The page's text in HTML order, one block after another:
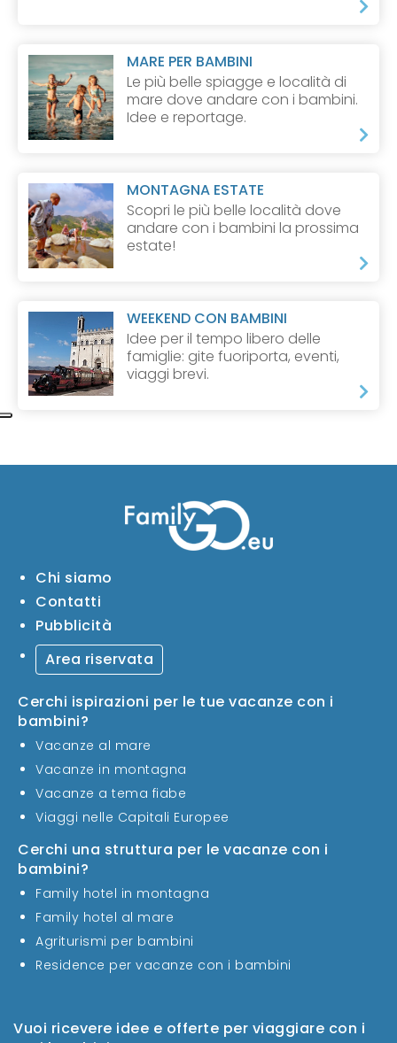
MARE PER BAMBINI
Le più belle spiagge e località di
mare dove andare con i bambini.
Idee e reportage.
MONTAGNA ESTATE
Scopri le più belle località dove
andare con i bambini la prossima
estate!
WEEKEND CON BAMBINI
Idee per il tempo libero delle
famiglie: gite fuoriporta, eventi,
viaggi brevi.
Vuoi ricevere idee e offerte per viaggiare con i
Chi siamo
Contatti
Pubblicità
Area riservata
Cerchi ispirazioni per le tue vacanze con i
bambini?
Vacanze al mare
Vacanze in montagna
Vacanze a tema fiabe
Viaggi nelle Capitali Europee
Cerchi una struttura per le vacanze con i
bambini?
Family hotel in montagna
Family hotel al mare
Agriturismi per bambini
Residence per vacanze con i bambini